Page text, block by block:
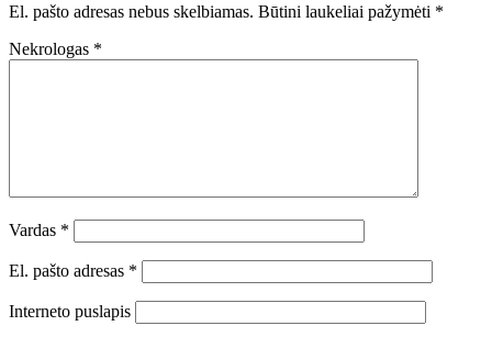
El. pašto adresas nebus skelbiamas. Būtini laukeliai pažymėti *
Nekrologas *
Vardas *
El. pašto adresas *
Interneto puslapis